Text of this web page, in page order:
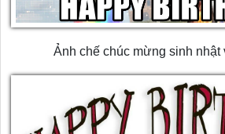
Ảnh chế chúc mừng sinh nhật